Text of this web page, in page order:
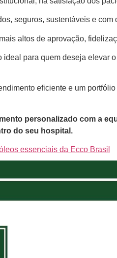
seguros, sustentáveis e
altos de aprovação,
ideal para quem deseja elevar
eficiente e um
personalizado com a
do seu hospital.
essenciais da Ecco Brasil